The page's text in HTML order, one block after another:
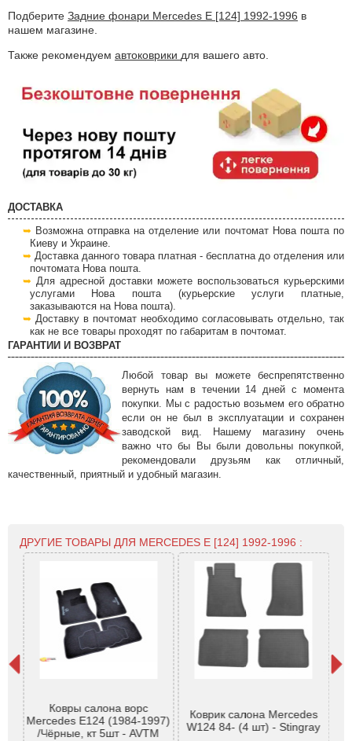
Подберите Задние фонари Mercedes E [124] 1992-1996 в
нашем магазине.
Также рекомендуем автоковрики для вашего авто.
ДОСТАВКА
Возможна отправка на отделение или почтомат Нова пошта по
Киеву и Украине.
Доставка данного товара платная - бесплатна до отделения или
почтомата Нова пошта.
Для адресной доставки можете воспользоваться курьерскими
услугами Нова пошта (курьерские услуги платные,
заказываются на Нова пошта).
Доставку в почтомат необходимо согласовывать отдельно, так
как не все товары проходят по габаритам в почтомат.
ГАРАНТИИ И ВОЗВРАТ
Любой товар вы можете беспрепятственно
вернуть нам в течении 14 дней с момента
покупки. Мы с радостью возьмем его обратно
если он не был в эксплуатации и сохранен
заводской вид. Нашему магазину очень
важно что бы Вы были довольны покупкой,
рекомендовали друзьям как отличный,
качественный, приятный и удобный магазин.
ДРУГИЕ ТОВАРЫ ДЛЯ MERCEDES E [124] 1992-1996 :
Ковры салона ворс
Mercedes E124 (1984-1997)
/Чёрные, кт 5шт - AVTM
Коврик салона Mercedes
W124 84- (4 шт) - Stingray